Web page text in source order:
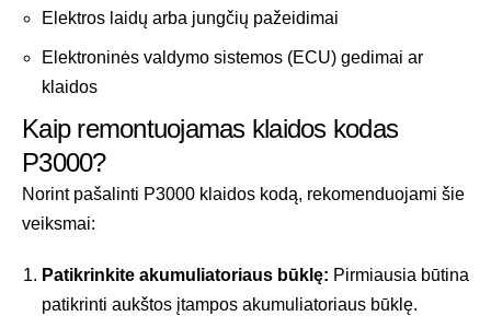
Elektros laidų arba jungčių pažeidimai
Elektroninės valdymo sistemos (ECU) gedimai ar
klaidos
Kaip remontuojamas klaidos kodas
P3000?
Norint pašalinti P3000 klaidos kodą, rekomenduojami šie
veiksmai:
Patikrinkite akumuliatoriaus būklę: Pirmiausia būtina
patikrinti aukštos įtampos akumuliatoriaus būklę.